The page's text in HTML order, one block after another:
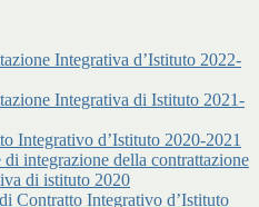
Integrativa d’Istituto 2022-
Integrativa di Istituto 2021-
Integrativo d’Istituto 2020-2021
di integrazione della contrattazione
di istituto 2020
Contratto Integrativo d’Istituto